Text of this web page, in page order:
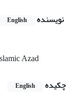
نویسنده English
Azad
چکیده
English